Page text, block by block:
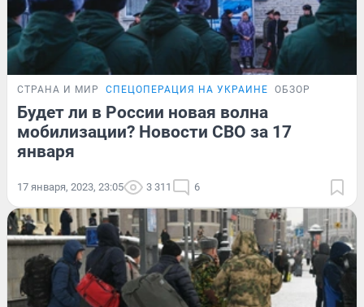
СТРАНА И МИР СПЕЦОПЕРАЦИЯ НА УКРАИНЕ ОБЗОР
Будет ли в России новая волна
мобилизации? Новости СВО за 17
января
17 января, 2023, 23:05 3 311 6